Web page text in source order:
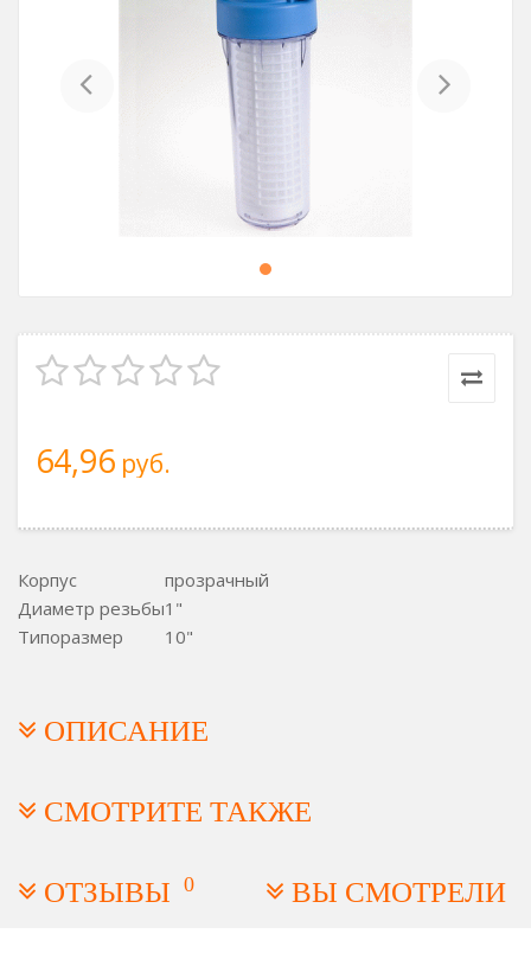
Previous
64,96 руб.
Корпус
прозрачный
Диаметр резьбы1"
Типоразмер
10"
ОПИСАНИЕ
СМОТРИТЕ ТАКЖЕ
ОТЗЫВЫ 0 ВЫ СМОТРЕЛИ